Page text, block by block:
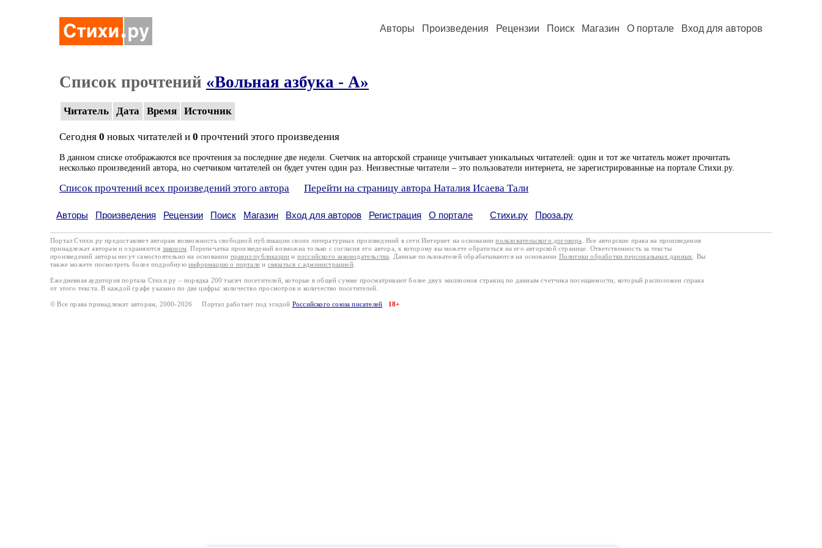
Авторы Произведения Рецензии Поиск Магазин О портале Вход для авторов
Список прочтений «Вольная азбука - А»
Читатель Дата Время Источник
Сегодня 0 новых читателей и 0 прочтений этого произведения
В данном списке отображаются все прочтения за последние две недели. Счетчик на авторской странице учитывает уникальных читателей: один и тот же читатель может прочитать
несколько произведений автора, но счетчиком читателей он будет учтен один раз. Неизвестные читатели – это пользователи интернета, не зарегистрированные на портале Стихи.ру.
Список прочтений всех произведений этого автора Перейти на страницу автора Наталия Исаева Тали
Авторы Произведения Рецензии Поиск Магазин Вход для авторов Регистрация О портале Стихи.ру Проза.ру
Портал Стихи.ру предоставляет авторам возможность свободной публикации своих литературных произведений в сети Интернет на основаниипользовательского договора
. Все авторские права на произведения
принадлежат авторам и охраняются законом . Перепечатка произведений возможна только с согласия его автора, к которому вы можете обратиться на его авторской странице. Ответственность за тексты
произведений авторы несут самостоятельно на основании правил публикации и российского законодательства . Данные пользователей обрабатываются на основании Политики обработки персональных данных
. Вы
также можете посмотреть более подробную информацию о портале и связаться с администрацией.
Ежедневная аудитория портала Стихи.ру – порядка 200 тысяч посетителей, которые в общей сумме просматривают более двух миллионов страниц по данным счетчика посещаемости, который расположен справа
от этого текста. В каждой графе указано по две цифры: количество просмотров и количество посетителей.
© Все права принадлежат авторам, 2000-2026 Портал работает под эгидой Российского союза писателей 18+